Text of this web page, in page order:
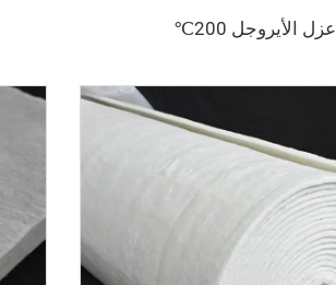
الأيروجل 200℃